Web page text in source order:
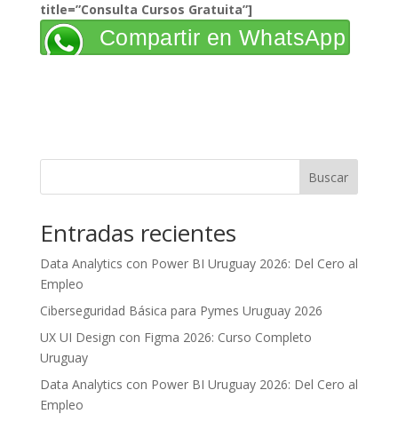
title=”Consulta Cursos Gratuita”]
Compartir en WhatsApp
Buscar
Entradas recientes
Data Analytics con Power BI Uruguay 2026: Del Cero al
Empleo
Ciberseguridad Básica para Pymes Uruguay 2026
UX UI Design con Figma 2026: Curso Completo
Uruguay
Data Analytics con Power BI Uruguay 2026: Del Cero al
Empleo